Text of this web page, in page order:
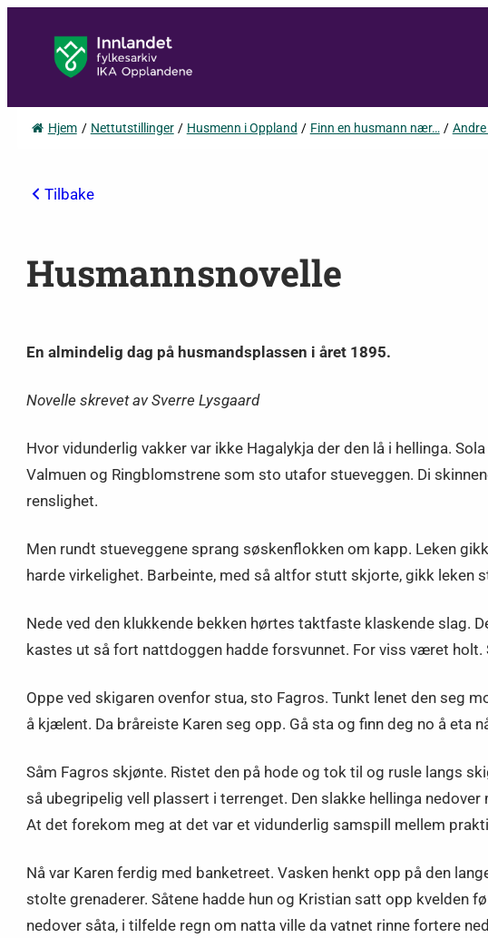
Hjem / Nettutstillinger / Husmenn i Oppland / Finn en husmann nær… /
Tilbake
Husmannsnovelle
En almindelig dag på husmandsplassen i året 1895.
Novelle skrevet av Sverre Lysgaard
Hvor vidunderlig vakker var ikke Hagalykja der den lå i hellinga.
Valmuen og Ringblomstrene som sto utafor stueveggen. Di
renslighet.
Men rundt stueveggene sprang søskenflokken om kapp. Leken
harde virkelighet. Barbeinte, med så altfor stutt skjorte, gikk leken
Nede ved den klukkende bekken hørtes taktfaste klaskende slag.
kastes ut så fort nattdoggen hadde forsvunnet. For viss været
Oppe ved skigaren ovenfor stua, sto Fagros. Tunkt lenet den seg
å kjælent. Da bråreiste Karen seg opp. Gå sta og finn deg no å eta
Såm Fagros skjønte. Ristet den på hode og tok til og rusle langs
så ubegripelig vell plassert i terrenget. Den slakke hellinga
At det forekom meg at det var et vidunderlig samspill mellem
Nå var Karen ferdig med banketreet. Vasken henkt opp på den
stolte grenaderer. Såtene hadde hun og Kristian satt opp kvelden
nedover såta, i tilfelde regn om natta ville da vatnet rinne fortere